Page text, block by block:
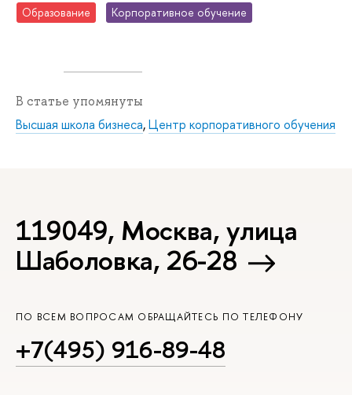
Образование Корпоративное обучение
В статье упомянуты
Высшая школа бизнеса,Центр корпоративного обучения
119049, Москва, улица
Шаболовка, 26-28
ПО ВСЕМ ВОПРОСАМ ОБРАЩАЙТЕСЬ ПО ТЕЛЕФОНУ
+7(495) 916-89-48